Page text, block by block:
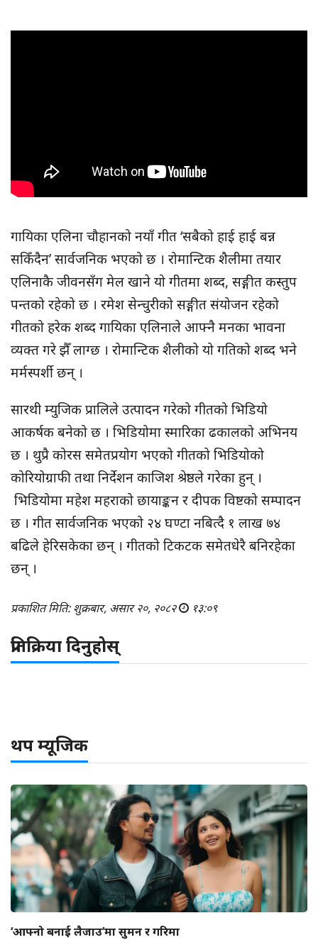
गायिका एलिना चौहानको नयाँ गीत ‘सबैको हाई हाई बन्न
सकिँदैन’ सार्वजनिक भएको छ । रोमान्टिक शैलीमा तयार
एलिनाकै जीवनसँग मेल खाने यो गीतमा शब्द, सङ्गीत कस्तुप
पन्तको रहेको छ । रमेश सेन्चुरीको सङ्गीत संयोजन रहेको
गीतको हरेक शब्द गायिका एलिनाले आफ्नै मनका भावना
व्यक्त गरे झैँ लाग्छ । रोमान्टिक शैलीको यो गतिको शब्द भने
मर्मस्पर्शी छन् ।
सारथी म्युजिक प्रालिले उत्पादन गरेको गीतको भिडियो
आकर्षक बनेको छ । भिडियोमा स्मारिका ढकालको अभिनय
छ । थुप्रै कोरस समेतप्रयोग भएको गीतको भिडियोको
कोरियोग्राफी तथा निर्देशन काजिश श्रेष्ठले गरेका हुन् ।
भिडियोमा महेश महराको छायाङ्कन र दीपक विष्टको सम्पादन
छ । गीत सार्वजनिक भएको २४ घण्टा नबित्दै १ लाख ७४
बढिले हेरिसकेका छन् । गीतको टिकटक समेतधेरै बनिरहेका
छन् ।
प्रकाशित मिति: शुक्रबार, असार २०, २०८२ १३:०९
प्रतिक्रिया दिनुहोस्
थप म्यूजिक
‘आफ्नो बनाई लैजाउ’मा सुमन र गरिमा